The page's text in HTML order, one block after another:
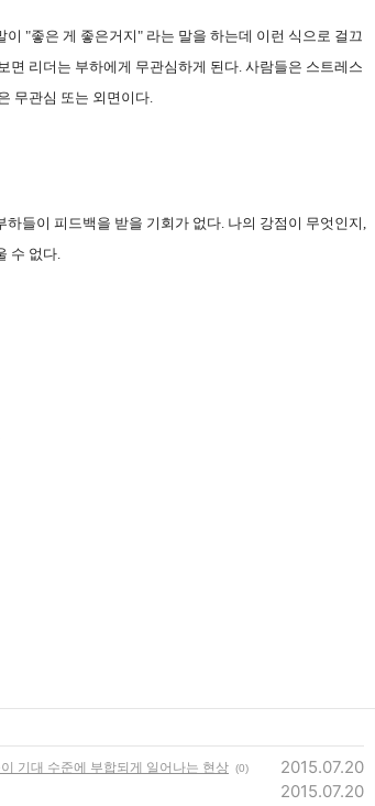
"좋은 게 좋은거지" 라는 말을 하는데 이런 식으로 걸끄
면 리더는 부하에게 무관심하게 된다. 사람들은 스트레스
무관심 또는 외면이다.
들이 피드백을 받을 기회가 없다. 나의 강점이 무엇인지,
수 없다.
기대 수준에 부합되게 일어나는 현상 (0) 2015.07.20
2015.07.20